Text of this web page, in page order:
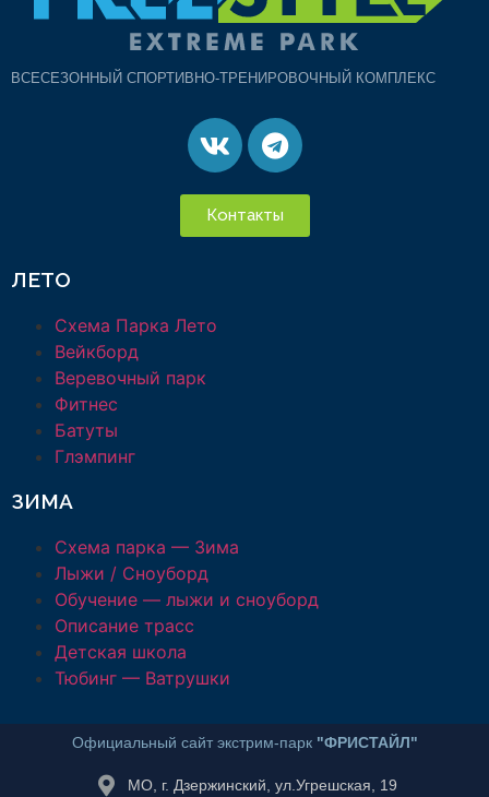
ВСЕСЕЗОННЫЙ СПОРТИВНО-ТРЕНИРОВОЧНЫЙ КОМПЛЕКС
Контакты
ЛЕТО
Схема Парка Лето
Вейкборд
Веревочный парк
Фитнес
Батуты
Глэмпинг
ЗИМА
Схема парка — Зима
Лыжи / Сноуборд
Обучение — лыжи и сноуборд
Описание трасс
Детская школа
Тюбинг — Ватрушки
Официальный сайт экстрим-парк "ФРИСТАЙЛ"
МО, г. Дзержинский, ул.Угрешская, 19